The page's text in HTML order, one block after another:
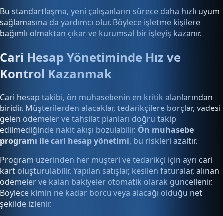
Bu standartlaşma, yeni çalışanların sürece daha hızlı uyum
sağlamasına da yardımcı olur. Böylece işletme kişilere
bağımlı olmaktan çıkar ve kurumsal bir işleyiş kazanır.
Cari Hesap Yönetiminde Hız ve
Kontrol Kazanmak
Cari hesap takibi, ön muhasebenin en kritik alanlarından
biridir. Müşterilerden alacaklar, tedarikçilere borçlar, vadesi
gelen ödemeler ve tahsilat planları doğru takip
edilmediğinde nakit akışı bozulabilir. Ön muhasebe
programı ile cari hesap yönetimi, bu riskleri azaltır.
Program üzerinden her müşteri ve tedarikçi için ayrı cari
kart oluşturulabilir. Yapılan satışlar, kesilen faturalar, alınan
ödemeler ve kalan bakiyeler otomatik olarak güncellenir.
Böylece kimin ne kadar borcu veya alacağı olduğu net
şekilde izlenir.